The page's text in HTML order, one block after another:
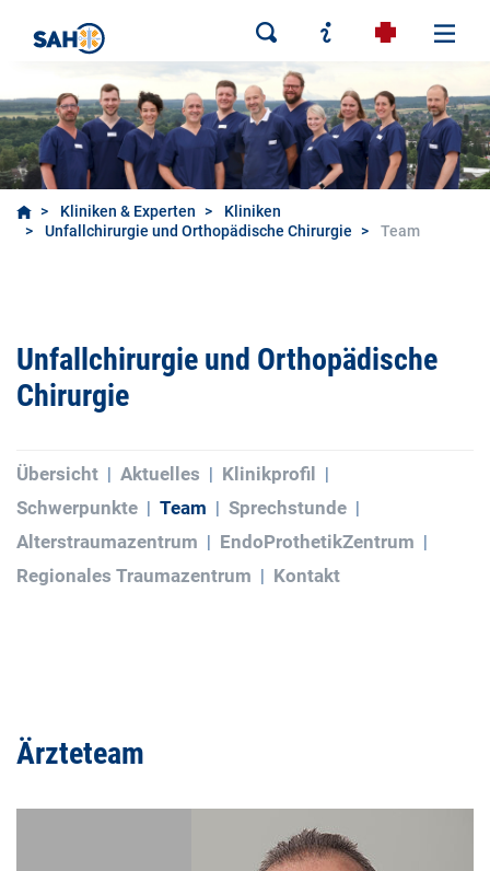
Kliniken & Experten
Kliniken
Unfallchirurgie und Orthopädische Chirurgie
Team
Unfallchirurgie und Orthopädische
Chirurgie
Übersicht Aktuelles
Klinikprofil
Schwerpunkte
Team
Sprechstunde
Alterstraumazentrum
EndoProthetikZentrum
Regionales Traumazentrum
Kontakt
Ärzteteam